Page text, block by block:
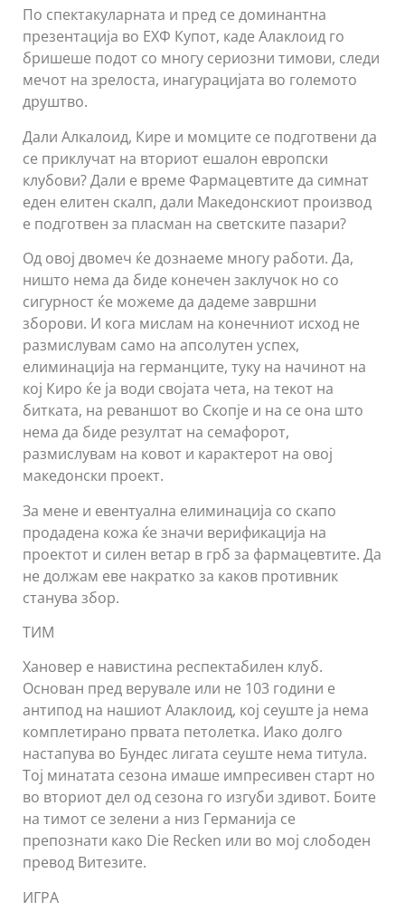
По спектакуларната и пред се доминантна
презентација во ЕХФ Купот, каде Алаклоид го
бришеше подот со многу сериозни тимови, следи
мечот на зрелоста, инагурацијата во големото
друштво.
Дали Алкалоид, Кире и момците се подготвени да
се приклучат на вториот ешалон европски
клубови? Дали е време Фармацевтите да симнат
еден елитен скалп, дали Македонскиот производ
е подготвен за пласман на светските пазари?
Од овој двомеч ќе дознаеме многу работи. Да,
ништо нема да биде конечен заклучок но со
сигурност ќе можеме да дадеме завршни
зборови. И кога мислам на конечниот исход не
размислувам само на апсолутен успех,
елиминација на германците, туку на начинот на
кој Киро ќе ја води својата чета, на текот на
битката, на реваншот во Скопје и на се она што
нема да биде резултат на семафорот,
размислувам на ковот и карактерот на овој
македонски проект.
За мене и евентуална елиминација со скапо
продадена кожа ќе значи верификација на
проектот и силен ветар в грб за фармацевтите. Да
не должам еве накратко за каков противник
станува збор.
ТИМ
Хановер е навистина респектабилен клуб.
Основан пред верувале или не 103 години е
антипод на нашиот Алаклоид, кој сеуште ја нема
комплетирано првата петолетка. Иако долго
настапува во Бундес лигата сеуште нема титула.
Тој минатата сезона имаше импресивен старт но
во вториот дел од сезона го изгуби здивот. Боите
на тимот се зелени а низ Германија се
препознати како Die Recken или во мој слободен
превод Витезите.
ИГРА